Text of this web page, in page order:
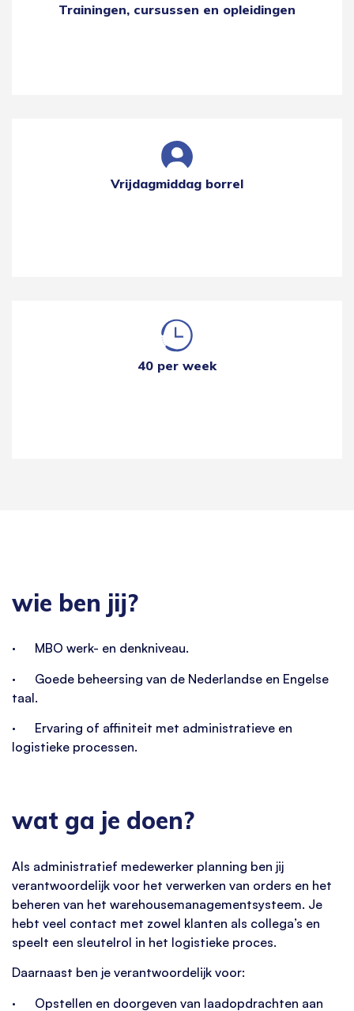
Trainingen, cursussen en opleidingen
Vrijdagmiddag borrel
40 per week
wie ben jij?
· MBO werk- en denkniveau.
· Goede beheersing van de Nederlandse en Engelse
taal.
· Ervaring of affiniteit met administratieve en
logistieke processen.
wat ga je doen?
Als administratief medewerker planning ben jij
verantwoordelijk voor het verwerken van orders en het
beheren van het warehousemanagementsysteem. Je
hebt veel contact met zowel klanten als collega’s en
speelt een sleutelrol in het logistieke proces.
Daarnaast ben je verantwoordelijk voor:
· Opstellen en doorgeven van laadopdrachten aan